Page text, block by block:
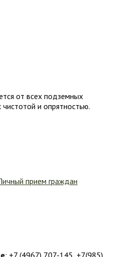
от всех подземных
и опрятностью.
прием граждан
: +7 (4967) 707-145, +7(985)